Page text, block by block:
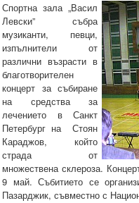
Спортна зала „Васил
Левски” събра
музиканти, певци,
изпълнители от
различни възрасти в
благотворителен
концерт за събиране
на средства за
лечението в Санкт
Петербург на Стоян
Караджов, който
страда от
множествена склероза.
9 май. Събитието се
Пазарджик, съвместно с